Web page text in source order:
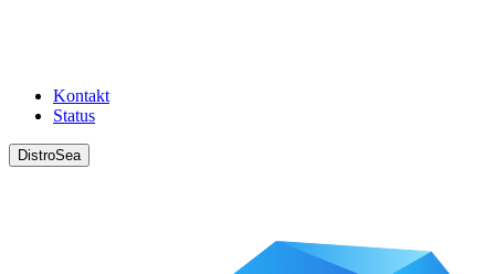
Kontakt
Status
DistroSea